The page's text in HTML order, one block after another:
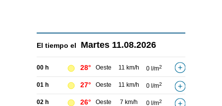
El tiempo el Martes 11.08.2026
00 h 28° Oeste 11 km/h 0 l/m2
01 h 27° Oeste 11 km/h 0 l/m2
02 h 26° Oeste 7 km/h 0 l/m2